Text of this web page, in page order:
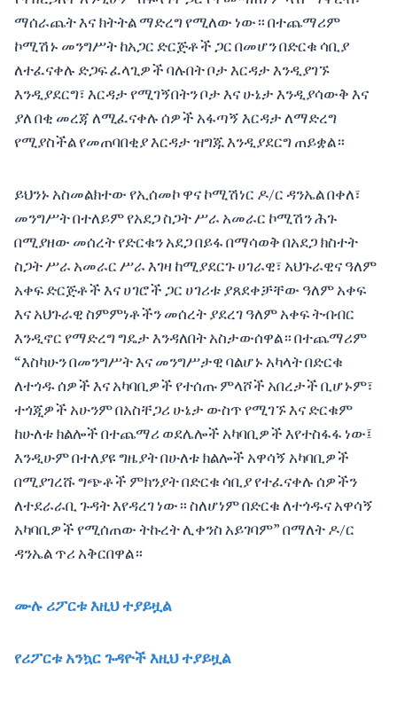
ማሰራጨት እና ክትትል ማድረግ የሚለው ነው። በተጨማሪም
ኮሚሽኑ መንግሥት ከአጋር ድርጅቶች ጋር በመሆን በድርቁ ሳቢያ
ለተፈናቀሉ ድጋፍ ፈላጊዎች ባሉበት ቦታ እርዳታ እንዲያገኙ
እንዲያደርግ፣ እርዳታ የሚገኝበትን ቦታ እና ሁኔታ እንዲያሳውቅ እና
ያለ በቂ መረጃ ለሚፈናቀሉ ሰዎች አፋጣኝ እርዳታ ለማድረግ
የሚያስችል የመጠባበቂያ እርዳታ ዝግጁ እንዲያደርግ ጠይቋል።
ይህንኑ አስመልክተው የኢሰመኮ ዋና ኮሚሽነር ዶ/ር ዳንኤል በቀለ፣
መንግሥት በተለይም የአደጋ ስጋት ሥራ አመራር ኮሚሽን ሕጉ
በሚያዘው መሰረት የድርቁን አደጋ በይፋ በማሳወቅ በአደጋ ክስተት
ስጋት ሥራ አመራር ሥራ እገዛ ከሚያደርጉ ሀገራዊ፣ አህጉራዊና ዓለም
አቀፍ ድርጅቶች እና ሀገሮች ጋር ሀገሪቱ ያጸደቀቻቸው ዓለም አቀፍ
እና አህጉራዊ ስምምነቶችን መሰረት ያደረገ ዓለም አቀፍ ትብብር
እንዲኖር የማድረግ ግዴታ እንዳለበት አስታውሰዋል። በተጨማሪም
“እስካሁን በመንግሥት እና መንግሥታዊ ባልሆኑ አካላት በድርቁ
ለተጎዱ ሰዎች እና አካባቢዎች የተሰጡ ምላሾች አበረታች ቢሆኑም፣
ተጎጂዎች አሁንም በአስቸጋሪ ሁኔታ ውስጥ የሚገኙ እና ድርቁም
ከሁለቱ ክልሎች በተጨማሪ ወደሌሎች አካባቢዎች እየተስፋፋ ነው፤
እንዲሁም በተለያዩ ግዜያት በሁለቱ ክልሎች አዋሳኝ አካባቢዎች
በሚያገረሹ ግጭቶች ምክንያት በድርቁ ሳቢያ የተፈናቀሉ ሰዎችን
ለተደራራቢ ጉዳት እየዳረገ ነው። ስለሆነም በድርቁ ለተጎዱና አዋሳኝ
አካባቢዎች የሚሰጠው ትኩረት ሊቀንስ አይገባም” በማለት ዶ/ር
ዳንኤል ጥሪ አቅርበዋል።
ሙሉ ሪፖርቱ እዚህ ተያይዟል
የሪፖርቱ አንኳር ጉዳዮች እዚህ ተያይዟል